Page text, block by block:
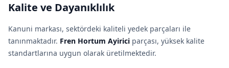
Kalite ve Dayanıklılık
Kanuni markası, sektördeki kaliteli yedek parçaları ile
tanınmaktadır. Fren Hortum Ayirici parçası, yüksek kalite
standartlarına uygun olarak üretilmektedir.